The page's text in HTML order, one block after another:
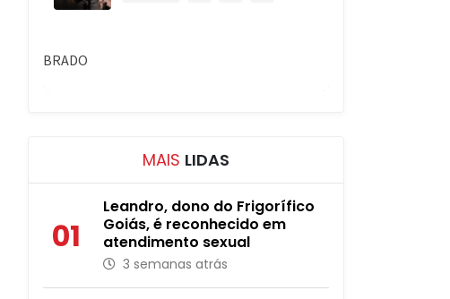
MAIS LIDAS
01
Leandro, dono do Frigorífico
Goiás, é reconhecido em
atendimento sexual
3 semanas atrás